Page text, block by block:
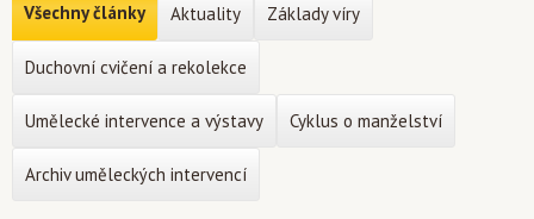
Všechny články Aktuality Základy víry
Duchovní cvičení a rekolekce
Umělecké intervence a výstavy Cyklus o manželství
Archiv uměleckých intervencí